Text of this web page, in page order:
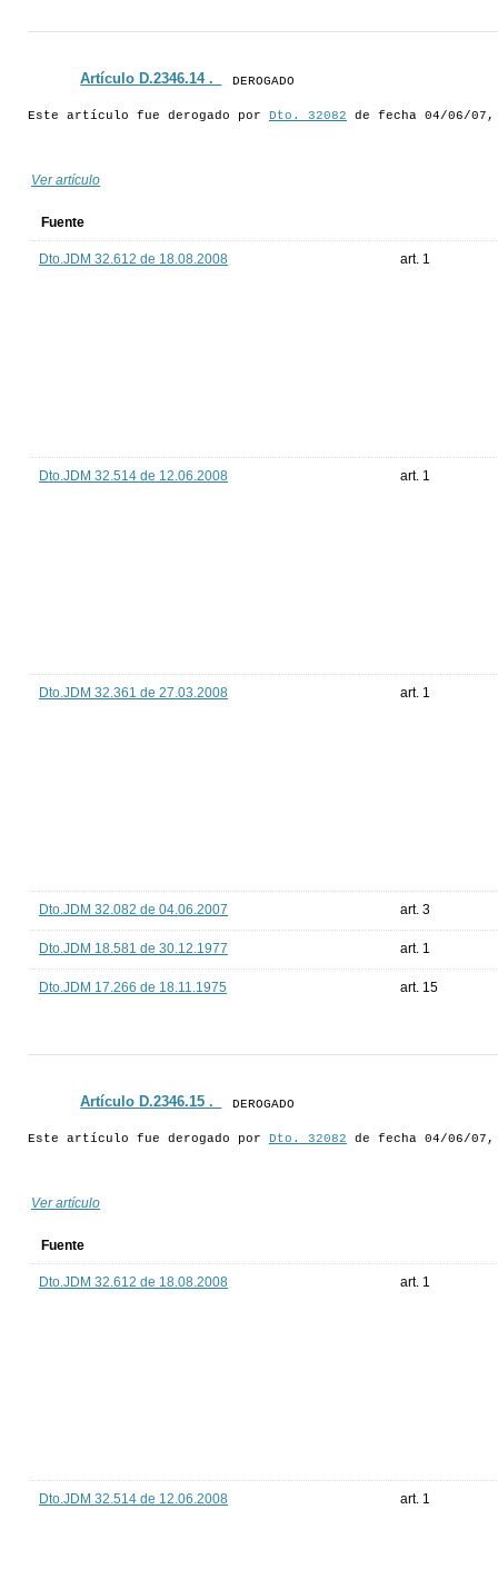
Artículo D.2346.14 ._ DEROGADO
Este artículo fue derogado por Dto. 32082 de fecha 04/06/
Ver artículo
Fuente
Dto.JDM 32.612 de 18.08.2008 art. 1
Dto.JDM 32.514 de 12.06.2008 art. 1
Dto.JDM 32.361 de 27.03.2008 art. 1
Dto.JDM 32.082 de 04.06.2007 art. 3
Dto.JDM 18.581 de 30.12.1977 art. 1
Dto.JDM 17.266 de 18.11.1975 art. 15
Artículo D.2346.15 ._ DEROGADO
Este artículo fue derogado por Dto. 32082 de fecha 04/06/
Ver artículo
Fuente
Dto.JDM 32.612 de 18.08.2008 art. 1
Dto.JDM 32.514 de 12.06.2008 art. 1